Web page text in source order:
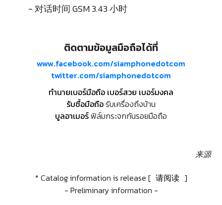
- 对话时间 GSM 3.43 小时
ติดตามข้อมูลมือถือได้ที่
www.facebook.com/siamphonedotcom
twitter.com/siamphonedotcom
ทำนายเบอร์มือถือ เบอร์สวย เบอร์มงคล
รับซื้อมือถือรับเครื่องถึงบ้าน
บูลอาเมอร์ฟิล์มกระจกกันรอยมือถือ
来源
* Catalog information is release [ 请阅读 ]
- Preliminary information -